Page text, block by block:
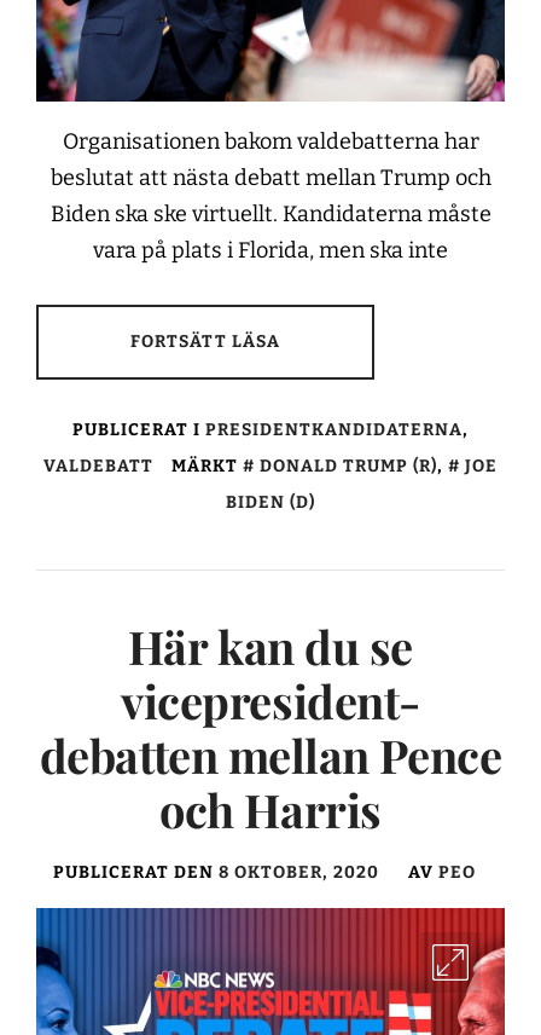
Organisationen bakom valdebatterna har
beslutat att nästa debatt mellan Trump och
Biden ska ske virtuellt. Kandidaterna måste
vara på plats i Florida, men ska inte
FORTSÄTT LÄSA
PUBLICERAT I PRESIDENTKANDIDATERNA,
VALDEBATT
MÄRKT DONALD TRUMP (R),
JOE
BIDEN (D)
Här kan du se
vicepresident-
debatten mellan Pence
och Harris
PUBLICERAT DEN 8 OKTOBER, 2020 AV PEO